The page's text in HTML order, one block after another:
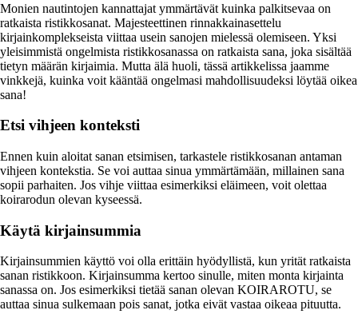
Monien nautintojen kannattajat ymmärtävät kuinka palkitsevaa on
ratkaista ristikkosanat. Majesteettinen rinnakkainasettelu
kirjainkomplekseista viittaa usein sanojen mielessä olemiseen. Yksi
yleisimmistä ongelmista ristikkosanassa on ratkaista sana, joka sisältää
tietyn määrän kirjaimia. Mutta älä huoli, tässä artikkelissa jaamme
vinkkejä, kuinka voit kääntää ongelmasi mahdollisuudeksi löytää oikea
sana!
Etsi vihjeen konteksti
Ennen kuin aloitat sanan etsimisen, tarkastele ristikkosanan antaman
vihjeen kontekstia. Se voi auttaa sinua ymmärtämään, millainen sana
sopii parhaiten. Jos vihje viittaa esimerkiksi eläimeen, voit olettaa
koirarodun olevan kyseessä.
Käytä kirjainsummia
Kirjainsummien käyttö voi olla erittäin hyödyllistä, kun yrität ratkaista
sanan ristikkoon. Kirjainsumma kertoo sinulle, miten monta kirjainta
sanassa on. Jos esimerkiksi tietää sanan olevan KOIRAROTU, se
auttaa sinua sulkemaan pois sanat, jotka eivät vastaa oikeaa pituutta.